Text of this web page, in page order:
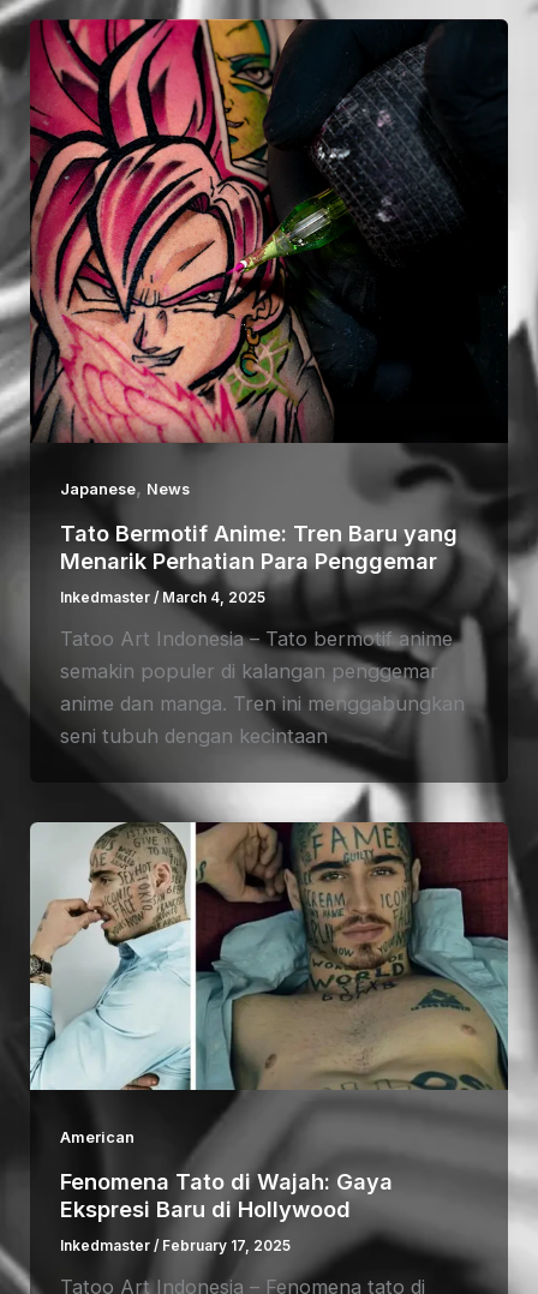
Japanese, News
Tato Bermotif Anime: Tren Baru yang
Menarik Perhatian Para Penggemar
Inkedmaster / March 4, 2025
Tatoo Art Indonesia – Tato bermotif anime
semakin populer di kalangan penggemar
anime dan manga. Tren ini menggabungkan
seni tubuh dengan kecintaan
American
Fenomena Tato di Wajah: Gaya
Ekspresi Baru di Hollywood
Inkedmaster / February 17, 2025
Tatoo Art Indonesia – Fenomena tato di